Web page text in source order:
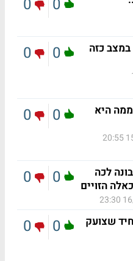
0
0
כזה
0
0
היא
0
0
לכה
הזויים
0
0
שצועק
0
0